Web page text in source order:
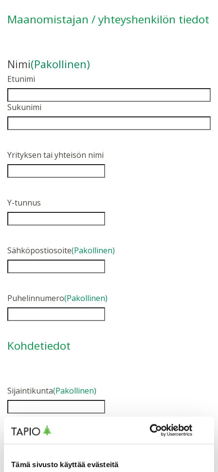
Tämä sivusto käyttää evästeitä
Maanomistajan / yhteyshenkilön tiedot
Nimi(Pakollinen)
Etunimi
Sukunimi
Yrityksen tai yhteisön nimi
Y-tunnus
Sähköpostiosoite(Pakollinen)
Puhelinnumero(Pakollinen)
Kohdetiedot
Sijaintikunta(Pakollinen)
Arvio kohteen pinta-alasta (ha) (Pakollinen)